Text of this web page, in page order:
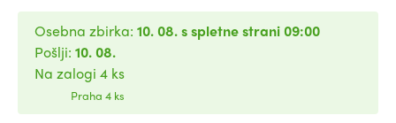
Osebna zbirka: 10. 08. s spletne strani 09:00
Pošlji: 10. 08.
Na zalogi 4 ks
Praha 4 ks